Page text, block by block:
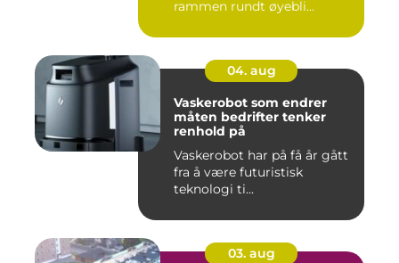
rammen rundt øyebli...
04. aug
Vaskerobot som endrer
måten bedrifter tenker
renhold på
Vaskerobot har på få år gått
fra å være futuristisk
teknologi ti...
03. aug